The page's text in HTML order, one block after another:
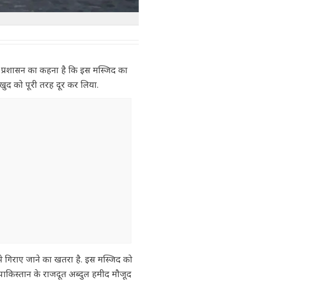
का कहना है कि इस मस्जिद का
को पूरी तरह दूर कर लिया.
जाने का खतरा है. इस मस्जिद को
के राजदूत अब्दुल हमीद मौजूद